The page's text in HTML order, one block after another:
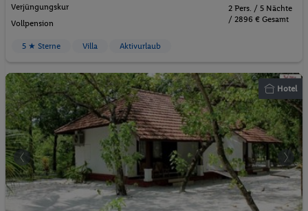
Verjüngungskur
Vollpension
2 Pers. / 5 Nächte
/ 2896 € Gesamt
5 ★ Sterne Villa Aktivurlaub
Hotel